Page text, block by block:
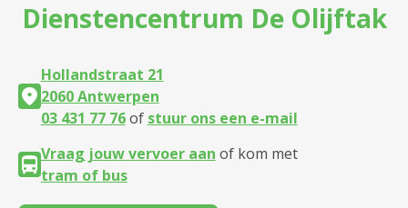
Dienstencentrum De Olijftak
Hollandstraat 21
2060 Antwerpen
03 431 77 76of stuur ons een e-mail
Vraag jouw vervoer aan of kom met
tram of bus